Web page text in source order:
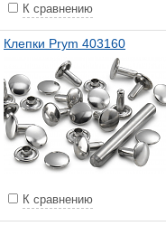
К сравнению
Клепки Prym 403160
К сравнению